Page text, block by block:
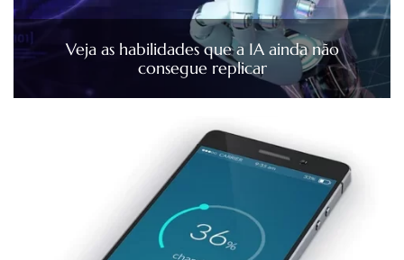
Veja as habilidades que a IA ainda não
consegue replicar